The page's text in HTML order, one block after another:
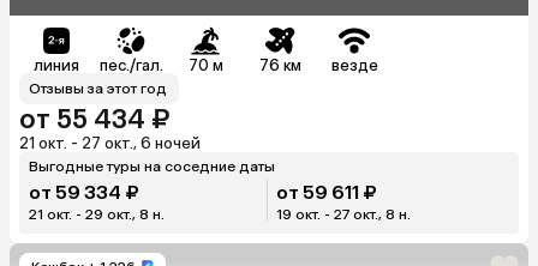
линия пес./гал. 70 м 76 км везде
Отзывы за этот год
от 55 434 ₽
21 окт. - 27 окт., 6 ночей
Выгодные туры на соседние даты
от 59 334 ₽
21 окт. - 29 окт., 8 н.
от 59 611 ₽
19 окт. - 27 окт., 8 н.